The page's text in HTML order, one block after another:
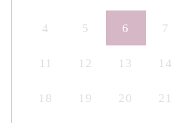
4 5 6 7
11 12 13 14
18 19 20 21